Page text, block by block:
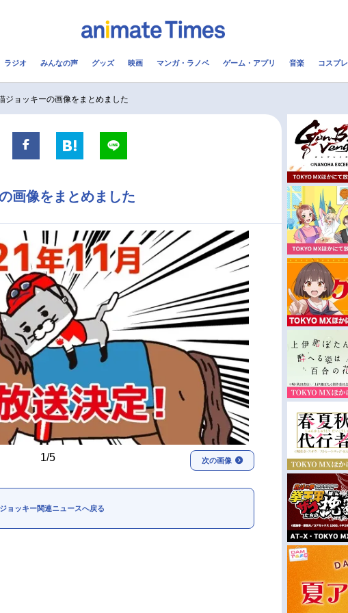
配信・Vtuber
実写化映画一覧
男性声優/女性声優一覧
今期アニメ曜日別一覧
夏アニメ
FOLLOW US
ラジオ みんなの声 グッズ 映画 マンガ・ラノベ ゲーム・アプリ 音楽 コスプレ
ジョッキーの画像をまとめました
画像をまとめました
1/5 次の画像
ョッキー関連ニュースへ戻る